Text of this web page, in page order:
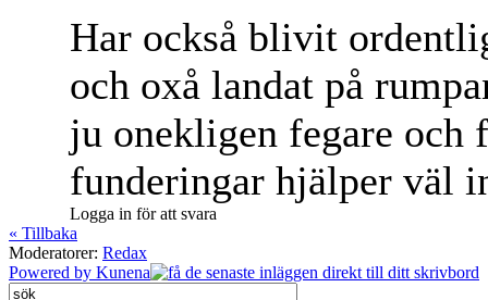
Har också blivit
och oxå landat på
ju onekligen fegare och
funderingar hjälper väl
Logga in för att svara
« Tillbaka
Moderatorer: Redax
Powered by Kunena